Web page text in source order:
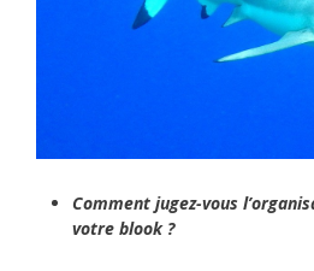
Comment jugez-vous
votre blook ?